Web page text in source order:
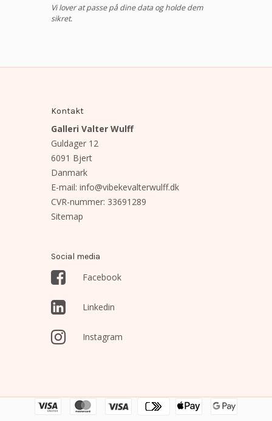
Vi lover at passe på dine data og holde dem
sikret.
Kontakt
Galleri Valter Wulff
Guldager 12
6091 Bjert
Danmark
E-mail: info@vibekevalterwulff.dk
CVR-nummer: 33691289
Sitemap
Social media
Facebook
Linkedin
Instagram